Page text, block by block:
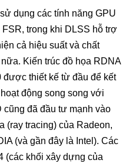
dụng các tính năng GPU
trong khi DLSS hỗ trợ
cả hiệu suất và chất
Kiến trúc đồ họa RDNA
thiết kế từ đầu để kết
động song song với
cũng đã đầu tư mạnh vào
(ray tracing) của Radeon,
(và gần đây là Intel). Các
(các khối xây dựng của